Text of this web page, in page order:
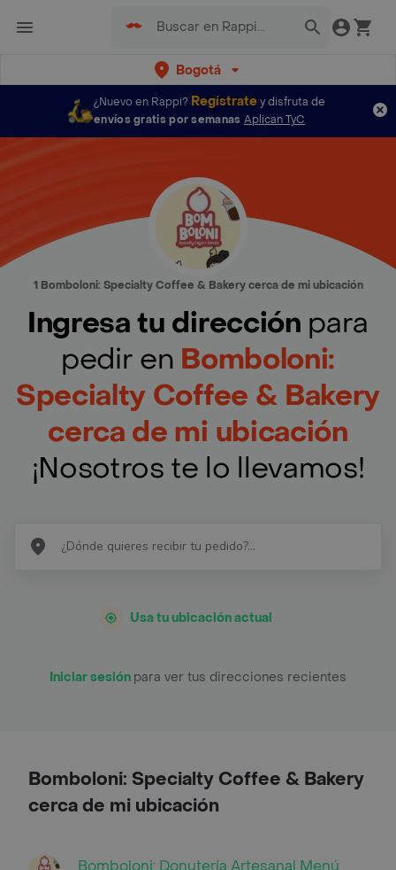
Bogotá
¿Nuevo en Rappi? Regístratey disfruta de
envíos gratis por semanas Aplican TyC
1 Bomboloni: Specialty Coffee & Bakery cerca de mi ubicación
Ingresa tu dirección para
pedir en Bomboloni:
Specialty Coffee & Bakery
cerca de mi ubicación
¡Nosotros te lo llevamos!
Usa tu ubicación actual
Iniciar sesión para ver tus direcciones recientes
Bomboloni: Specialty Coffee & Bakery
cerca de mi ubicación
Bomboloni: Donutería Artesanal Menú